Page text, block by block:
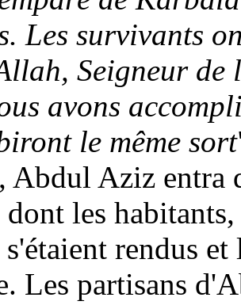
Les survivants
Seigneur de
avons
le même sort
Abdul Aziz entra
les
rendus
Les partisans d'